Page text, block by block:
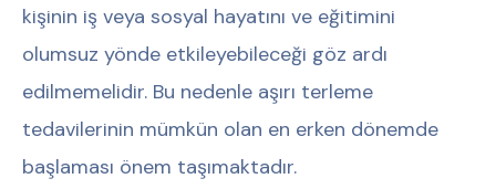
kişinin iş veya sosyal hayatını ve eğitimini
olumsuz yönde etkileyebileceği göz ardı
edilmemelidir. Bu nedenle aşırı terleme
tedavilerinin mümkün olan en erken dönemde
başlaması önem taşımaktadır.